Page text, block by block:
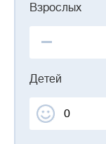
Взрослых
Детей